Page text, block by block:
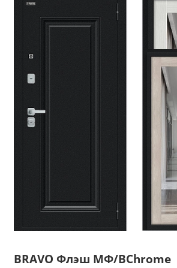
BRAVO Флэш МФ/BChrome